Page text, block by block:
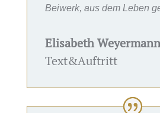
Beiwerk, aus dem Leben
Elisabeth Weyermann
Text&Auftritt